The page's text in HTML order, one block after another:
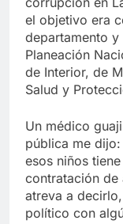
el objetivo era
departamento
Planeación
de Interior, de
Salud y
Un médico
pública me dijo:
esos niños
contratación de
atreva a
político con